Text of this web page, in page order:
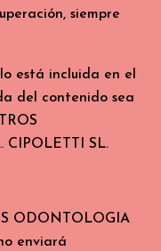
siempre
está incluida en el
del contenido sea
CIPOLETTI SL.
ODONTOLOGIA
enviará